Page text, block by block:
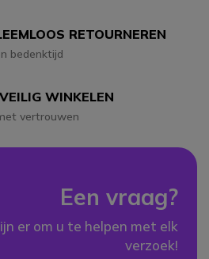
RETOURNEREN
bedenktijd
WINKELEN
vertrouwen
Een vraag?
er om u te helpen met elk
verzoek!